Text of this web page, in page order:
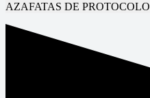
AZAFATAS DE PROTOCOLO